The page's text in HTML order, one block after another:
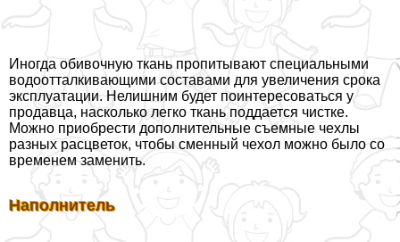
Иногда обивочную ткань пропитывают специальными
водоотталкивающими составами для увеличения срока
эксплуатации. Нелишним будет поинтересоваться у
продавца, насколько легко ткань поддается чистке.
Можно приобрести дополнительные съемные чехлы
разных расцветок, чтобы сменный чехол можно было со
временем заменить.
Наполнитель